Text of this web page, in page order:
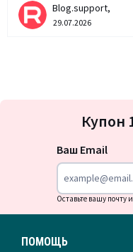
Blog.support,
29.07.2026
Купон
Ваш Email
Оставьте вашу почту
ПОМОЩЬ